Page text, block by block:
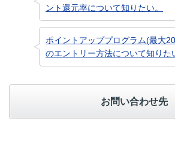
ント還元率について知りたい。
ポイントアッププログラム(最大
のエントリー方法について知りた
お問い合わせ先